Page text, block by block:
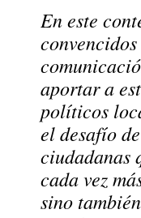
En este
aportar a
políticos
el desafío
ciudadanas
cada vez
sino